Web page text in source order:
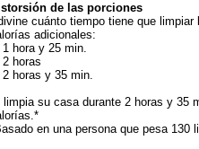
de las porciones
cuánto tiempo tiene que
adicionales:
1 hora y 25 min.
2 horas
2 horas y 35 min.
limpia su casa durante 2 horas y 35
en una persona que pesa 130